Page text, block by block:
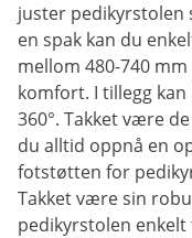
juster pedikyrstolen
en spak kan du
mellom 480-740
komfort. I tillegg
360°. Takket være
du alltid oppnå en
fotstøtten for
Takket være sin
pedikyrstolen